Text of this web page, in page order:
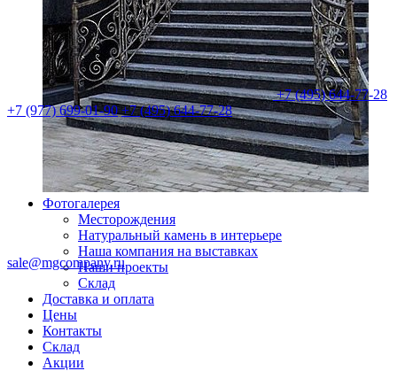
Фотогалерея
Месторождения
Натуральный камень в интерьере
Наша компания на выставках
Наши проекты
Склад
Доставка и оплата
Цены
Контакты
Склад
Акции
+7 (495) 644-77-28
+7 (977) 699-01-90 +7 (495) 644-77-28
sale@mgcompany.ru